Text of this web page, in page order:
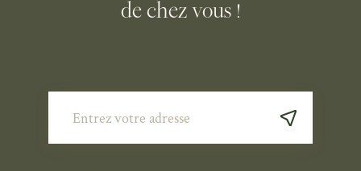
de chez vous !